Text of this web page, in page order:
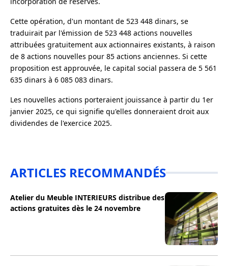
Cette opération, d'un montant de 523 448 dinars, se
traduirait par l'émission de 523 448 actions nouvelles
attribuées gratuitement aux actionnaires existants, à raison
de 8 actions nouvelles pour 85 actions anciennes. Si cette
proposition est approuvée, le capital social passera de 5 561
635 dinars à 6 085 083 dinars.
Les nouvelles actions porteraient jouissance à partir du 1er
janvier 2025, ce qui signifie qu'elles donneraient droit aux
dividendes de l'exercice 2025.
ARTICLES RECOMMANDÉS
Atelier du Meuble INTERIEURS distribue des
actions gratuites dès le 24 novembre